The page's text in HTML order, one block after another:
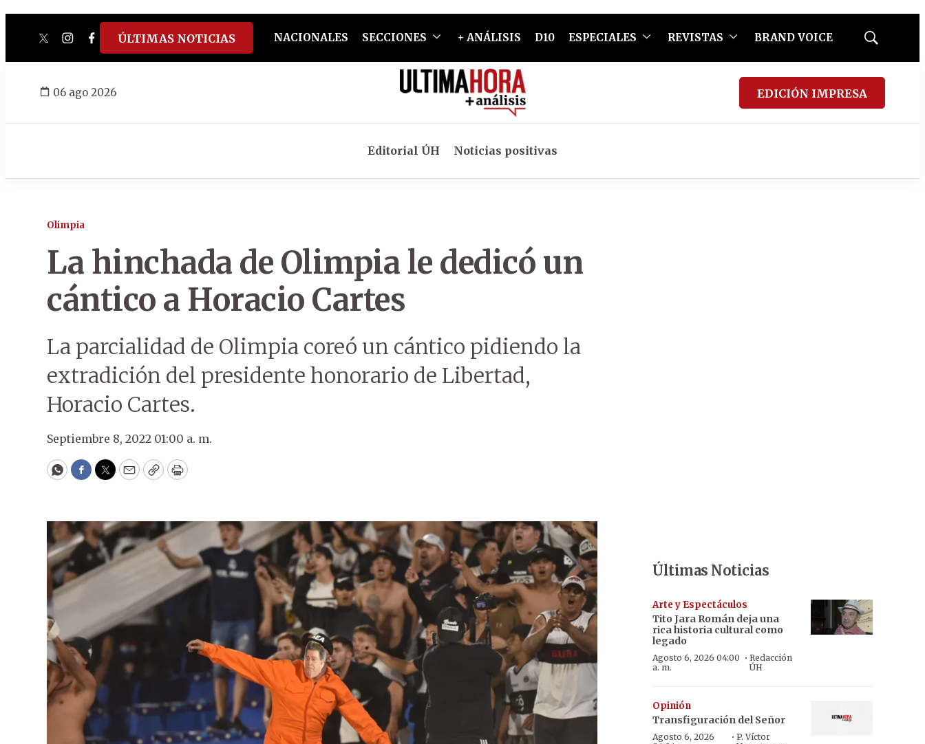
twitterinstagram
facebook
tiktokyoutube
spotify
ÚLTIMAS NOTICIAS NACIONALES SECCIONES + ANÁLISIS D10 ESPECIALES REVISTAS BRAND VOICE
Mostrar
06 ago 2026 EDICIÓN IMPRESA
Editorial ÚH Noticias positivas
Olimpia
La hinchada de Olimpia le dedicó un
cántico a Horacio Cartes
La parcialidad de Olimpia coreó un cántico pidiendo la
extradición del presidente honorario de Libertad,
Horacio Cartes.
Septiembre 8, 2022 01:00 a. m.
WhatsApp
Facebook
Twitter
EmailCopyPrint
Últimas Noticias
Arte y Espectáculos
Tito Jara Román deja una
rica historia cultural como
legado
Agosto 6, 2026 04:00
a. m.
· Redacción
ÚH
Opinión
Transfiguración del Señor
Agosto 6, 2026
· P. Víctor